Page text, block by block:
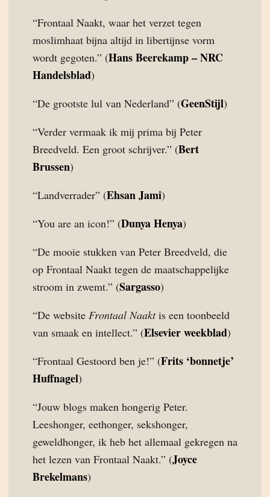
“Frontaal Naakt, waar het verzet tegen
moslimhaat bijna altijd in libertijnse vorm
wordt gegoten.” (Hans Beerekamp – NRC
Handelsblad)
“De grootste lul van Nederland” (GeenStijl)
“Verder vermaak ik mij prima bij Peter
Breedveld. Een groot schrijver.” (Bert
Brussen)
“Landverrader” (Ehsan Jami)
“You are an icon!” (Dunya Henya)
“De mooie stukken van Peter Breedveld, die
op Frontaal Naakt tegen de maatschappelijke
stroom in zwemt.” (Sargasso)
“De website Frontaal Naaktis een toonbeeld
van smaak en intellect.” (Elsevier weekblad)
“Frontaal Gestoord ben je!” (Frits ‘bonnetje’
Huffnagel)
“Jouw blogs maken hongerig Peter.
Leeshonger, eethonger, sekshonger,
geweldhonger, ik heb het allemaal gekregen na
het lezen van Frontaal Naakt.” (Joyce
Brekelmans)